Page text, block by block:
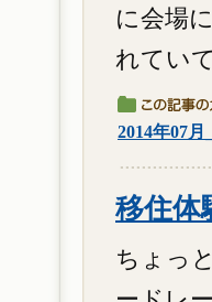
に会場
れてい
2014年07
移住体
ちょっ